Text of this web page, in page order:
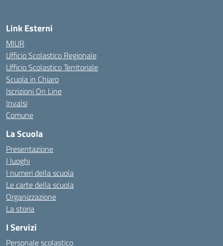
Link Esterni
MIUR
Ufficio Scolastico Regionale
Ufficio Scolastico Territoriale
Scuola in Chiaro
Iscrizioni On Line
Invalsi
Comune
La Scuola
Presentazione
I luoghi
I numeri della scuola
Le carte della scuola
Organizzazione
La storia
I Servizi
Personale scolastico